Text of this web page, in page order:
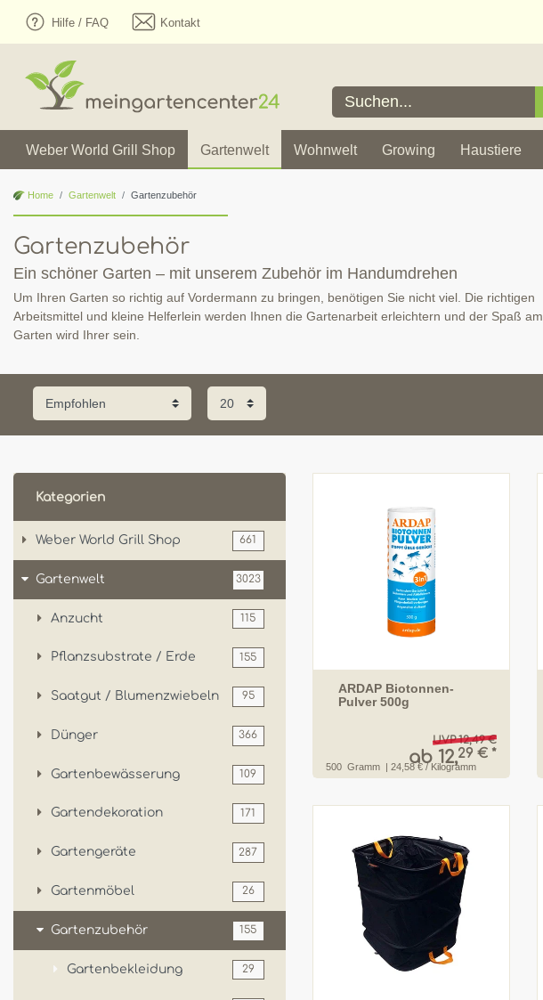
Hilfe / FAQ Kontakt
Weber World Grill Shop Gartenwelt Wohnwelt Growing Haustiere
Home Gartenwelt Gartenzubehör
Gartenzubehör
Ein schöner Garten – mit unserem Zubehör im Handumdrehen
Um Ihren Garten so richtig auf Vordermann zu bringen, benötigen Sie nicht viel. Die richtigen
Arbeitsmittel und kleine Helferlein werden Ihnen die Gartenarbeit erleichtern und der Spaß am
Garten wird Ihrer sein.
Kategorien
Weber World Grill Shop 661
Gartenwelt 3023
Anzucht 115
Pflanzsubstrate / Erde 155
Saatgut / Blumenzwiebeln 95
Dünger 366
Gartenbewässerung 109
Gartendekoration 171
Gartengeräte 287
Gartenmöbel 26
Gartenzubehör 155
Gartenbekleidung 29
ARDAP Biotonnen-
Pulver 500g
UVP 12,49 €
ab 12,29 € *
500 Gramm | 24,58 € / Kilogramm